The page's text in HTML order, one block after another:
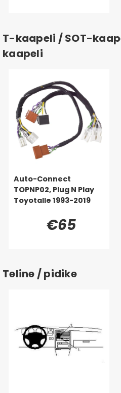
T-kaapeli / SOT-
kaapeli
Auto-Connect
TOPNP02, Plug N Play
Toyotalle 1993-2019
€65
Teline / pidike